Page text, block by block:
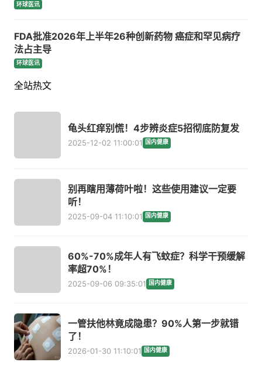
环球医讯
FDA批准2026年上半年26种创新药物 癌症和罕见病疗
法占主导
环球医讯
全站热文
龟头红痒别慌！4步辨炎症5招彻底防复发
2025-12-02 11:00:01 国内健康
别再瞎用薄荷叶啦！这些使用建议一定要
听！
2025-09-04 11:10:01 国内健康
60%-70%成年人有飞蚊症？科学干预缓解
率超70%！
2025-09-06 09:35:01 国内健康
一管扶他林竟成隐患？90%人第一步就错
了！
2026-01-30 11:10:01 国内健康